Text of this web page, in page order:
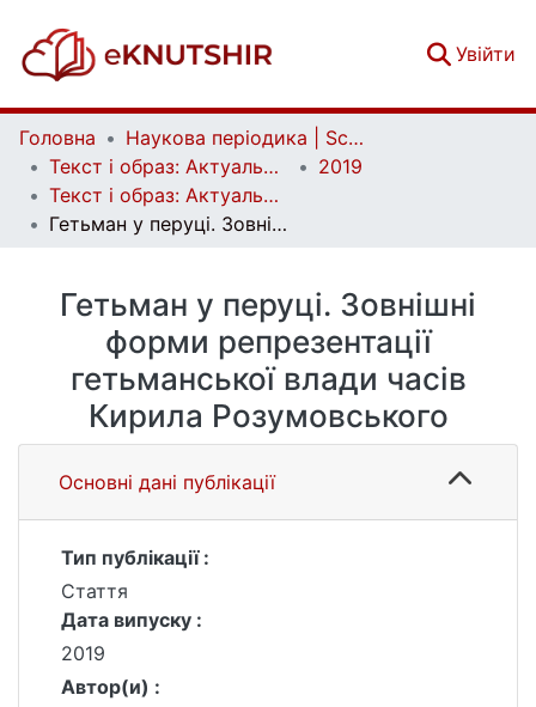
Увійти
Головна
Наукова періодика | Scientific periodicals
Текст і образ: Актуальні проблеми історії мистецтва | Text and Image: Essential Problems in Art History
2019
Текст і образ: Актуальні проблеми історії мистецтва. Вип. 2(8)
Гетьман у перуці. Зовнішні форми репрезентації гетьманської влади часів Кирила Розумовського
Гетьман у перуці. Зовнішні
форми репрезентації
гетьманської влади часів
Кирила Розумовського
Основні дані публікації
Тип публікації :
Стаття
Дата випуску :
2019
Автор(и) :